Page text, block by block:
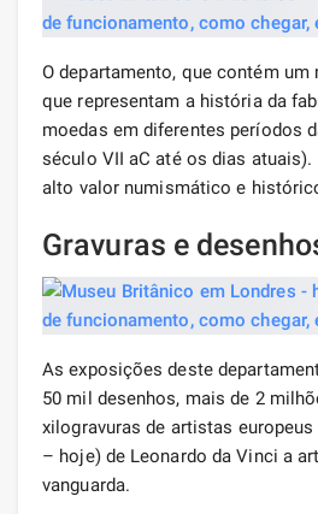
O departamento, que contém
que representam a história da
moedas em diferentes períodos
século VII aC até os dias
alto valor numismático e
Gravuras e
As exposições deste
50 mil desenhos, mais de 2
xilogravuras de artistas europeus
– hoje) de Leonardo da Vinci a
vanguarda.